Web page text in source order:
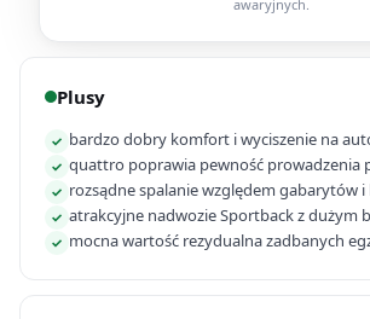
awaryjnych.
Plusy
✓ bardzo dobry komfort i wyciszenie na
✓ quattro poprawia pewność prowadzenia
✓ rozsądne spalanie względem gabarytów i
✓ atrakcyjne nadwozie Sportback z dużym
✓ mocna wartość rezydualna zadbanych